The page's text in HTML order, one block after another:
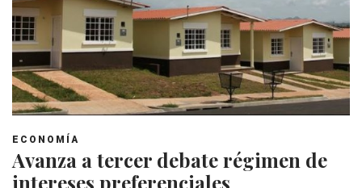
ECONOMÍA
Avanza a tercer debate régimen de
intereses preferenciales